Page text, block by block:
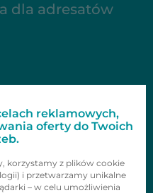
reklamowych,
oferty do Twoich
korzystamy z plików cookie
i przetwarzamy unikalne
– w celu umożliwienia
dla adresatów